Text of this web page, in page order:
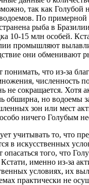
так как Голубой
По примерной
рыба в
10-15 млн особей.
промышляют
они обменивают
понимать, что из-за
численность
не сокращается. Хотя
обширна, но водоемы
зон или мест
ничего Голубым
учитывать то, что
в искусственных
опасаться того, что
именно из-за
условиях, их
практически не